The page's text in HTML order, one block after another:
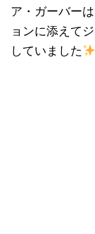
ア・ガーバー
ョンに添えて
していました